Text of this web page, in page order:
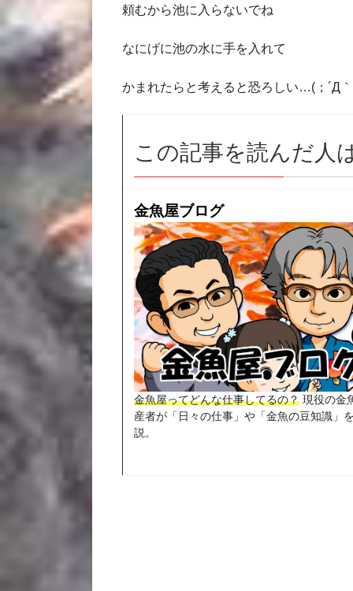
頼むから池に入らないでね
なにげに池の水に手を入れて
かまれたらと考えると恐ろしい…(；´Д
この記事を読んだ人
金魚屋ブログ
金魚屋ってどんな仕事してるの？ 現役の金
産者が「日々の仕事」や「金魚の豆知識」
説。